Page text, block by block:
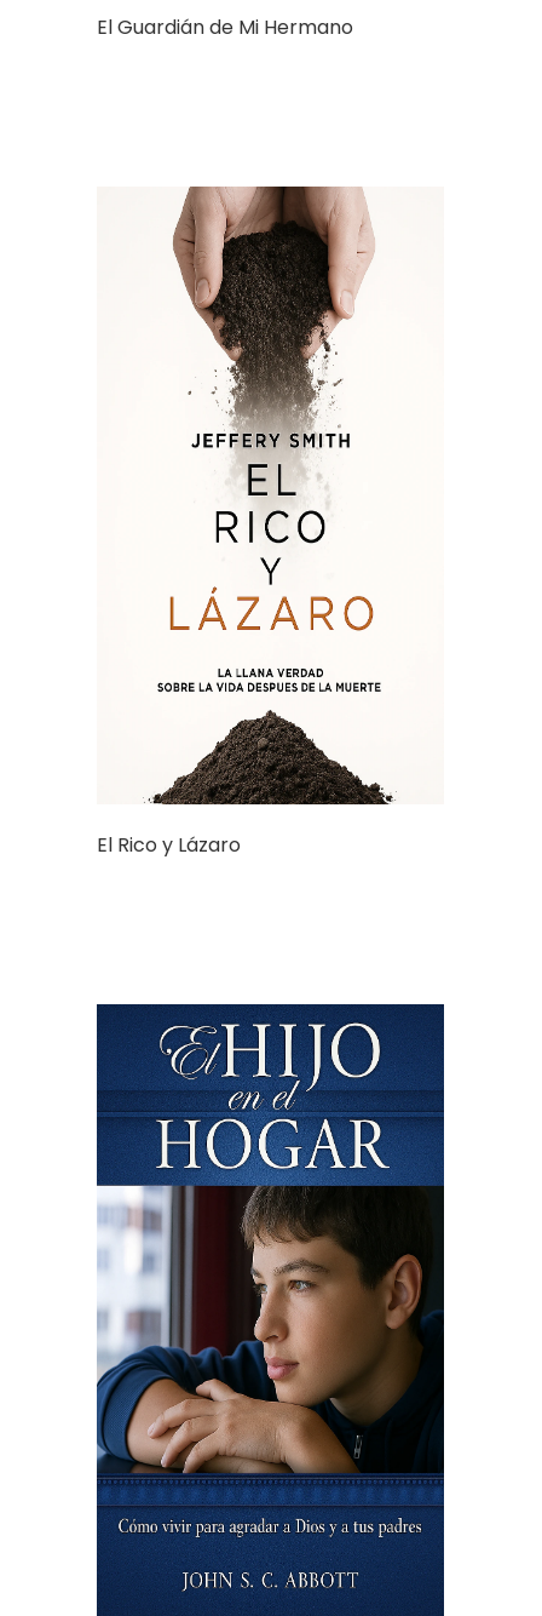
El Guardián de Mi Hermano
El Rico y Lázaro